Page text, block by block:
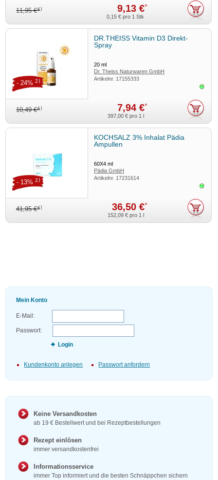
11,95 €4) 9,13 €*
0,15 € pro 1 Stk
DR.THEISS Vitamin D3 Direkt-
Spray
20ml
Dr. Theiss Naturwaren GmbH
Artikelnr. 17155333
10,49 €4) 7,94 €*
- 24% 2)
397,00 € pro 1 l
KOCHSALZ 3% Inhalat Pädia
Ampullen
60X4ml
Pädia GmbH
Artikelnr. 17231614
41,95 €4) 36,50 €*
- 13% 2)
152,09 € pro 1 l
Mein Konto
E-Mail:
Passwort:
Login
Kundenkonto anlegen Passwort anfordern
Keine Versandkosten
ab 19 € Bestellwert und bei Rezeptbestellungen
Rezept einlösen
immer versandkostenfrei
Informationsservice
immer Top informiert und die besten Schnäppchen sichern